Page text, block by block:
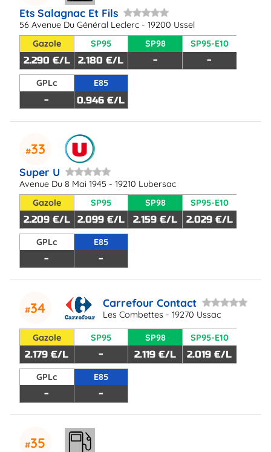
Ets Salagnac Et Fils
56 Avenue Du Général Leclerc - 19200 Ussel
Gazole
2.290 €/L
SP95
2.180 €/L
SP98
-
SP95-E10
-
GPLc
-
E85
0.946 €/L
33
Super U
Avenue Du 8 Mai 1945 - 19210 Lubersac
Gazole
2.209 €/L
SP95
2.099 €/L
SP98
2.159 €/L
SP95-E10
2.029 €/L
GPLc
-
E85
-
34 Carrefour Contact
Les Combettes - 19270 Ussac
Gazole
2.179 €/L
SP95
-
SP98
2.119 €/L
SP95-E10
2.019 €/L
GPLc
-
E85
-
35